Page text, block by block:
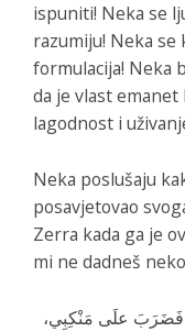
ispuniti! Neka se
razumiju! Neka
formulacija! Neka
da je vlast
lagodnost i
Neka poslušaju
posavjetovao
Zerra kada ga je
mi ne dadneš
فَضَرَبَ علَى مَنْكِبِي،